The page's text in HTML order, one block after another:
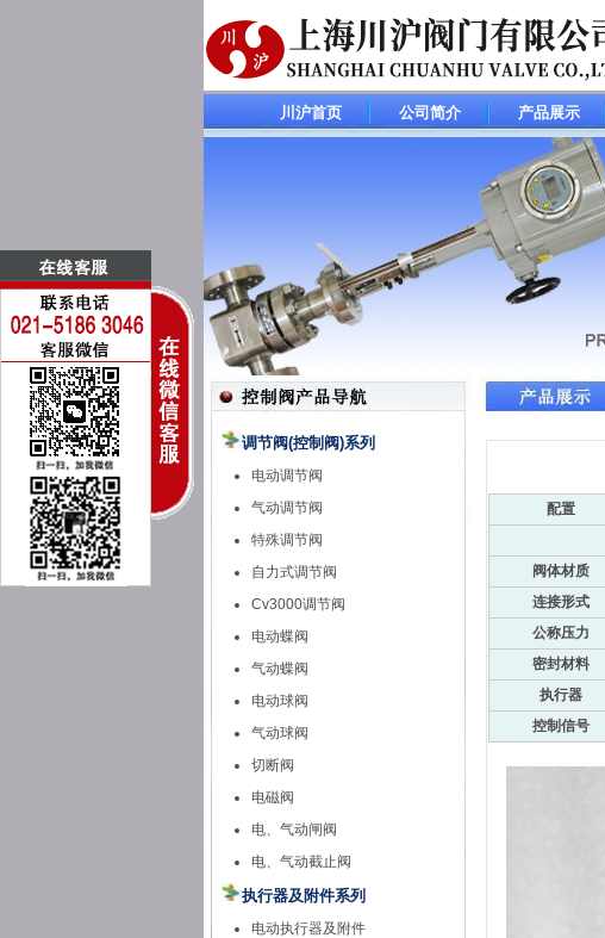
川沪首页 公司简介 产品展示
调节阀(控制阀)系列
电动调节阀
气动调节阀
特殊调节阀
自力式调节阀
Cv3000调节阀
电动蝶阀
气动蝶阀
电动球阀
气动球阀
切断阀
电磁阀
电、气动闸阀
电、气动截止阀
执行器及附件系列
电动执行器及附件
配置
阀体材质
连接形式
公称压力
密封材料
执行器
控制信号